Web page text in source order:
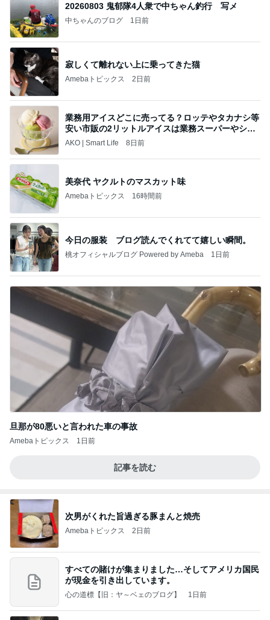
20260803 鬼郁隊4人衆で中ちゃん釣行 写メ
中ちゃんのブログ 1日前
寂しくて離れない上に乗ってきた猫
Amebaトピックス 2日前
業務用アイスどこに売ってる？ロッテやタカナシ等
安い市販の2リットルアイスは業務スーパーやシャ
トレ
AKO | Smart Life 8日前
美奈代 ヤクルトのマスカット味
Amebaトピックス 16時間前
今日の服装 ブログ読んでくれてて嬉しい瞬間。
桃オフィシャルブログ Powered by Ameba 1日前
旦那が80悪いと言われた車の事故
Amebaトピックス 1日前
記事を読む
次男がくれた旨過ぎる豚まんと焼売
Amebaトピックス 2日前
すべての賭けが集まりました…そしてアメリカ国民
が現金を引き出しています。
心の道標【旧：ヤ～ベェのブログ】 1日前